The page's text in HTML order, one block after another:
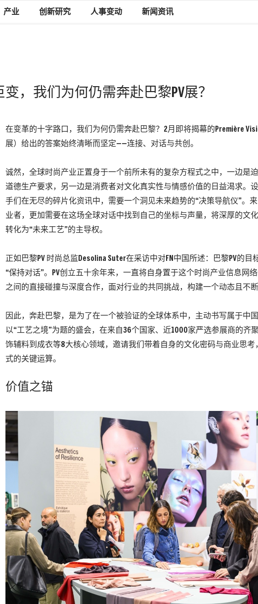
产业 创新研究 人事变动 新闻资讯
变，我们为何仍需奔赴巴黎PV展？
在变革的十字路口，我们为何仍需奔赴巴黎？2月即将揭幕的Première
展） 给出的答案始终清晰而坚定——连接、对话与共创。
诚然，全球时尚产业正置身于一个前所未有的复杂方程式之中，一边是
道德生产要求，另一边是消费者对文化真实性与情感价值的日益渴求。
手们在无尽的碎片化资讯中，需要一个洞见未来趋势的“决策导航仪”。
业者，更加需要在这场全球对话中找到自己的坐标与声量，将深厚的文
转化为“未来工艺”的主导权。
正如巴黎PV 时尚总监Desolina Suter在采访中对FN中国所述：巴黎PV的目
“保持对话”。
PV创立五十余年来，一直将自身置于这个时尚产业信息网
之间的直接碰撞与深度合作，面对行业的共同挑战，构建一个动态且不
因此，奔赴巴黎，是为了在一个被验证的全球体系中，主动书写属于中
以“工艺之境”为题的盛会，在来自36个国家、近1000家严选参展商的齐
饰辅料到成衣等8大核心领域，邀请我们带着自身的文化密码与商业思考
式的关键运算。
价值之锚